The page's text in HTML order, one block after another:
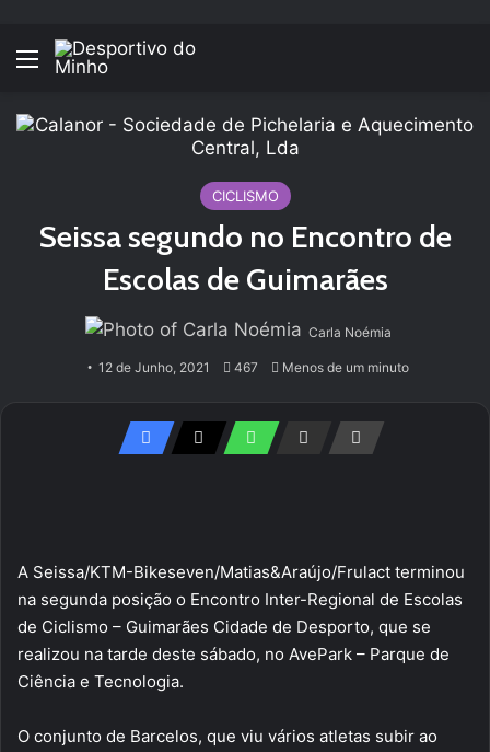
Menu
CICLISMO
Seissa segundo no Encontro de
Escolas de Guimarães
Carla Noémia
12 de Junho, 2021 467 Menos de um minuto
A Seissa/KTM-Bikeseven/Matias&Araújo/Frulact terminou
na segunda posição o Encontro Inter-Regional de Escolas
de Ciclismo – Guimarães Cidade de Desporto, que se
realizou na tarde deste sábado, no AvePark – Parque de
Ciência e Tecnologia.
O conjunto de Barcelos, que viu vários atletas subir ao